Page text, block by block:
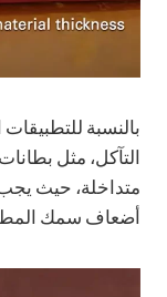
بالنسبة
التآكل، مثل
متداخلة، حيث
أضعاف سمك